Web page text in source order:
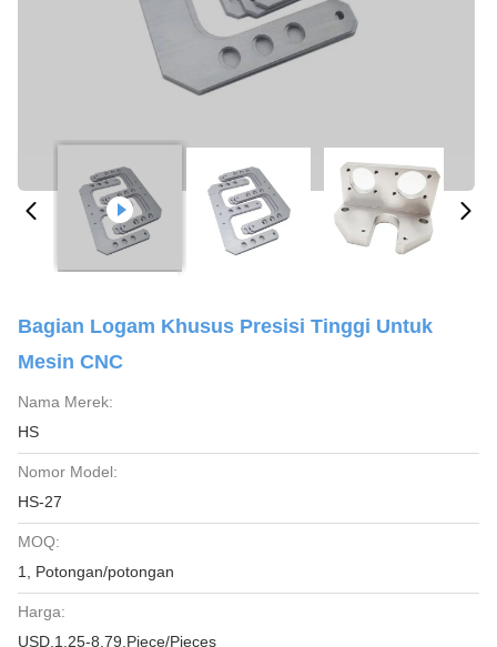
Bagian Logam Khusus Presisi Tinggi Untuk
Mesin CNC
Nama Merek:
HS
Nomor Model:
HS-27
MOQ:
1, Potongan/potongan
Harga:
USD,1.25-8.79,Piece/Pieces